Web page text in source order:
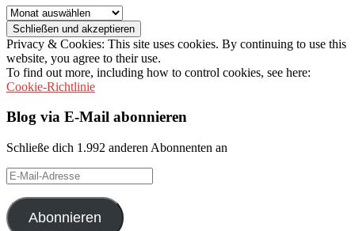
Archiv
Privacy & Cookies: This site uses cookies. By continuing to use this
website, you agree to their use.
To find out more, including how to control cookies, see here:
Cookie-Richtlinie
Blog via E-Mail abonnieren
Schließe dich 1.992 anderen Abonnenten an
E-
Mail-
Adresse
Abonnieren